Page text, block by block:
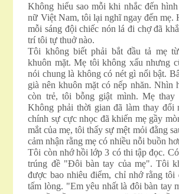
Không hiểu sao mỗi khi nhắc đến
nữ Việt Nam, tôi lại nghĩ ngay đến mẹ.
mỗi sáng đội chiếc nón lá đi chợ đã
trí tôi tự thuở nào.
Tôi không biết phải bắt đầu tả mẹ
khuôn mặt. Mẹ tôi không xấu nhưng
nói chung là không có nét gì nổi bật.
già nên khuôn mặt có nếp nhăn. Nhìn
còn trẻ, tôi bỗng giật mình. Mẹ thay
Không phải thời gian đã làm thay đổi
chính sự cực nhọc đã khiến mẹ gầy
mắt của mẹ, tôi thấy sự mệt mỏi đằng
cảm nhận rằng mẹ có nhiều nỗi buồn
Tôi còn nhớ hồi lớp 3 có thi tập đọc.
trúng đề "Đôi bàn tay của mẹ". Tôi
được bao nhiêu điểm, chỉ nhớ rằng tôi
tấm lòng. "Em yêu nhất là đôi bàn tay